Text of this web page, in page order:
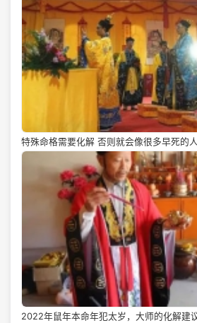
特殊命格需要化解 否则就会像很多早死的
2022年鼠年本命年犯太岁，大师的化解建